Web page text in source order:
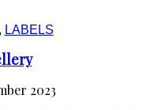
, LABELS
2023